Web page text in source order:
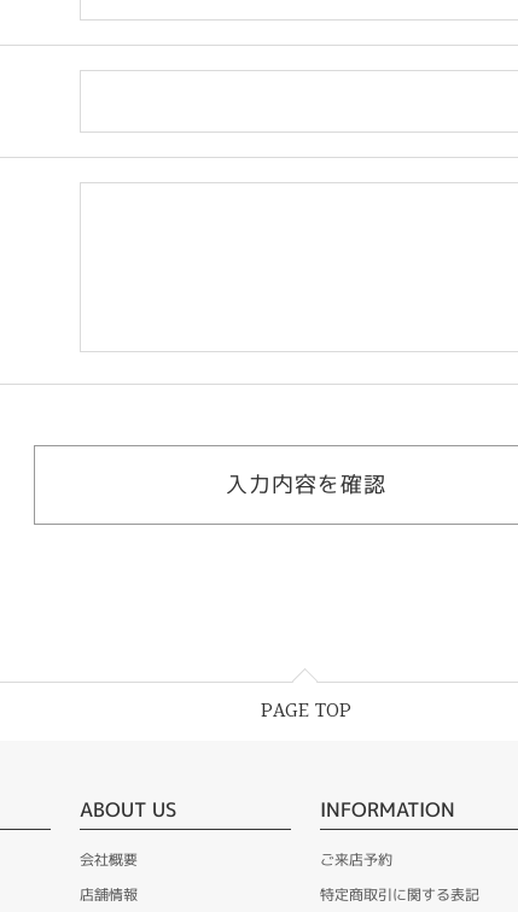
PAGE TOP
ABOUT US
会社概要
店舗情報
INFORMATION
ご来店予約
特定商取引に関する表記